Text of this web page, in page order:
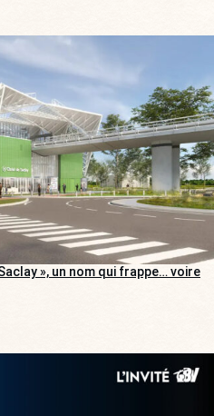
», un nom qui frappe… voire